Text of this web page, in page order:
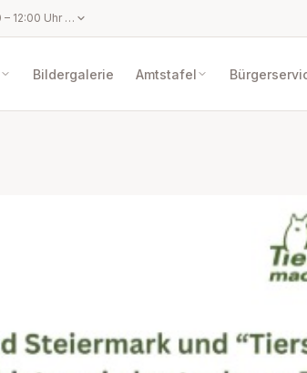
Amtsstunden: - Montag: 08:00 – 12:00 Uhr - Dienstag: 08:00 – 12:00 Uhr und 14:30 – 17:00 Uhr - Mittwoch: 08:00 – 12:00 Uhr - Donnerstag: 08:00 – 12:00 Uhr - Freitag: 08:00 – 12:00 Uhr Parteienverkehrszeiten: - Montag: 08:00 – 12:00 Uhr - Dienstag: 08:00 – 12:00 Uhr und 14:30 – 17:00 Uhr - Mittwoch: Parteifreier Tag (Gemeindeamt geschlossen) - Donnerstag: 08:00 – 12:00 Uhr - Freitag: 08:00 – 12:00 Uhr
Bildergalerie Amtstafel